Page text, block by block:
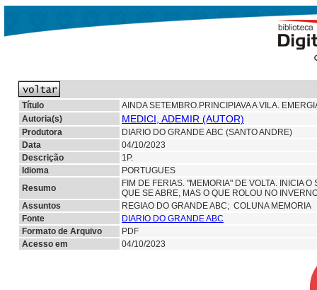
Título
AINDA SETEMBRO.PRINCIPIAVA A VILA.
Autoria(s)
MEDICI, ADEMIR (AUTOR)
Produtora
DIARIO DO GRANDE ABC (SANTO ANDRE)
Data
04/10/2023
Descrição
1P.
Idioma
PORTUGUES
Resumo
FIM DE FERIAS. "MEMORIA" DE VOLTA. INICIA
QUE SE ABRE, MAS O QUE ROLOU NO
Assuntos
REGIAO DO GRANDE ABC; COLUNA MEMORIA
Fonte
DIARIO DO GRANDE ABC
Formato de Arquivo
PDF
Acesso em
04/10/2023